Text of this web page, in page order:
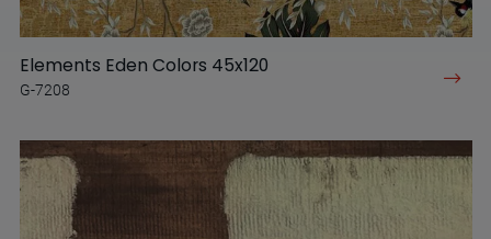
Elements Eden Colors 45x120
G-7208